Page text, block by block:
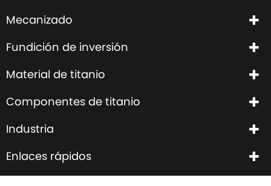
Mecanizado
Fundición de inversión
Material de titanio
Componentes de titanio
Industria
Enlaces rápidos